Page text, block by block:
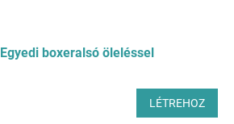
boxeralsó öleléssel
LÉTREHOZ